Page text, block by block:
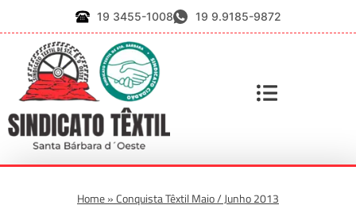
19 3455-1008 19 9.9185-9872
Home»Conquista Têxtil Maio / Junho 2013